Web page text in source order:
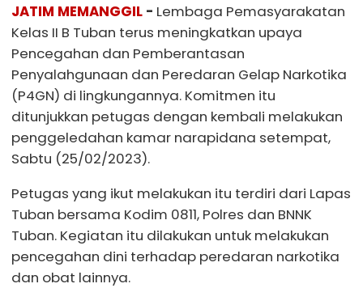
JATIM MEMANGGIL - Lembaga Pemasyarakatan
Kelas II B Tuban terus meningkatkan upaya
Pencegahan dan Pemberantasan
Penyalahgunaan dan Peredaran Gelap Narkotika
(P4GN) di lingkungannya. Komitmen itu
ditunjukkan petugas dengan kembali melakukan
penggeledahan kamar narapidana setempat,
Sabtu (25/02/2023).
Petugas yang ikut melakukan itu terdiri dari Lapas
Tuban bersama Kodim 0811, Polres dan BNNK
Tuban. Kegiatan itu dilakukan untuk melakukan
pencegahan dini terhadap peredaran narkotika
dan obat lainnya.